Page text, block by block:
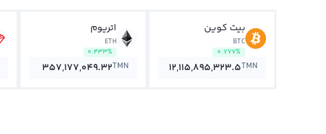
بیت کوین
BTC
0.777%
12,115,895,323.5TMN
اتریوم
ETH
0.433%
357,177,049.32TMN